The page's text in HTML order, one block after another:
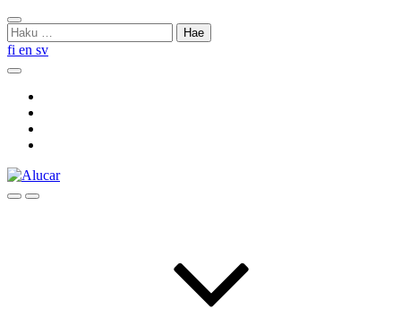
Skip
to
content
Sulje
haku
Haku:
fi en sv
Hae
HaeMenu